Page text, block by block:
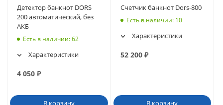
Детектор банкнот DORS
200 автоматический, без
АКБ
Есть в наличии: 62
Характеристики
4 050 ₽
Счетчик банкнот Dors-800
Есть в наличии: 10
Характеристики
52 200₽